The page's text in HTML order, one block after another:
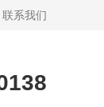
联系我们